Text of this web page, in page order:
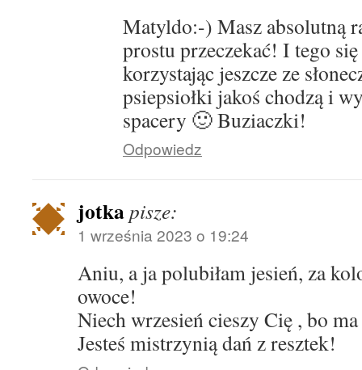
Matyldo:-) Masz absolutną
prostu przeczekać! I tego
korzystając jeszcze ze
psiepsiołki jakoś chodzą i
spacery 🙂 Buziaczki!
Odpowiedz
jotkapisze:
1 września 2023 o 19:24
Aniu, a ja polubiłam jesień, za
owoce!
Niech wrzesień cieszy Cię , bo
Jesteś mistrzynią dań z resztek!